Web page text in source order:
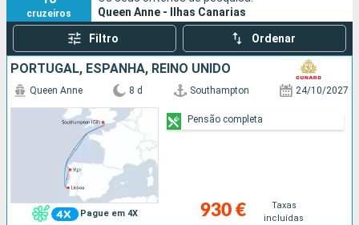
Pesquisar
cruzeiros
Queen Anne - Ilhas Canarias
Filtro Ordenar
PORTUGAL, ESPANHA, REINO UNIDO
Pague em 4X
Queen Anne 8 d Southampton 24/10/2027
930 €
Taxas
incluídas
Pensão completa